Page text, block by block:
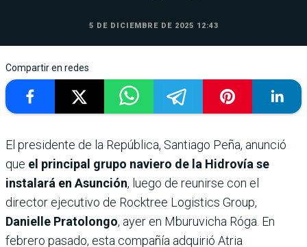
5 DE DICIEMBRE DE 2025 12:43
Compartir en redes
El presidente de la República, Santiago Peña, anunció
que el principal grupo naviero de la Hidrovía se
instalará en Asunción, luego de reunirse con el
director ejecutivo de Rocktree Logistics Group,
Danielle Pratolongo, ayer en Mburuvicha Róga. En
febrero pasado, esta compañía adquirió Atria